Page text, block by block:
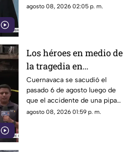
tiempo
que afecta directamente a
agosto 08, 2026 02:05 p. m.
Los héroes en medio de
la tragedia en
Cuernavaca
Cuernavaca se sacudió el
pasado 6 de agosto luego de
que el accidente de una pipa
provocara una explosión en la
agosto 08, 2026 01:59 p. m.